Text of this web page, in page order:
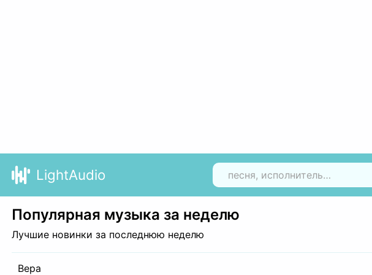
LightAudio
Популярная музыка за неделю
Лучшие новинки за последнюю неделю
Вера